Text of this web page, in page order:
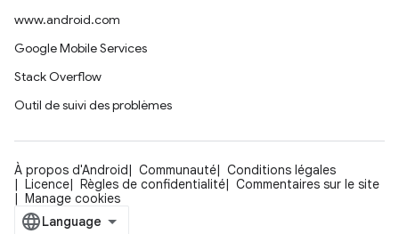
www.android.com
Google Mobile Services
Stack Overflow
Outil de suivi des problèmes
À propos d'Android Communauté
Conditions légales
Licence
Règles de confidentialité
Commentaires sur le site
Manage cookies